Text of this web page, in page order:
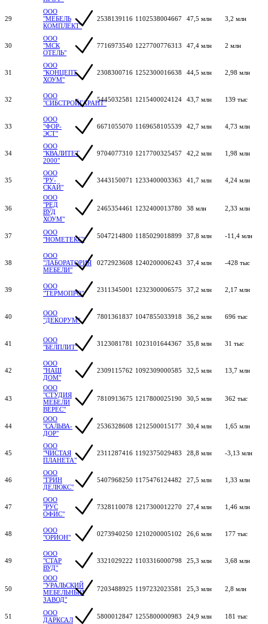
29
ООО
"МЕБЕЛЬ
КОМПЛЕКТ"
2538139116 1102538004667 47,5 млн 3,2 млн
30
ООО
"МСК
ОТЕЛЬ"
7716973540 1227700776313 47,4 млн 2 млн
31
ООО
"КОНЦЕПТ
ХОУМ"
2308300716 1252300016638 44,5 млн 2,98 млн
32
ООО
"СИБСТРОЙГАРАНТ"5445032581 1215400024124 43,7 млн 139 тыс
33
ООО
"ФОР-
ЭСТ"
6671055070 1169658105539 42,7 млн 4,73 млн
34
ООО
"КВАЛИТЕТ
2000"
9704077310 1217700325457 42,2 млн 1,98 млн
35
ООО
"РУ-
СКАЙ"
3443150071 1233400003363 41,7 млн 4,24 млн
36
ООО
"РЕД
ВУД
ХОУМ"
2465354461 1232400013780 38 млн 2,33 млн
37
ООО
"НОМЕТЕКС"
5047214800 1185029018899 37,8 млн -11,4 млн
38
ООО
"ЛАБОРАТОРИЯ
МЕБЕЛИ"
0272923608 1240200006243 37,4 млн -428 тыс
39
ООО
"ТЕРМОПРО"
2311345001 1232300006575 37,2 млн 2,17 млн
40
ООО
"ДЕКОРУМ"
7801361837 1047855033918 36,2 млн 696 тыс
41
ООО
"БЕЛПЛИТ"
3123081781 1023101644367 35,8 млн 31 тыс
42
ООО
"НАШ
ДОМ"
2309115762 1092309000585 32,5 млн 13,7 млн
43
ООО
"СТУДИЯ
МЕБЕЛИ
ВЕРЕС"
7810913675 1217800025190 30,5 млн 362 тыс
44
ООО
"САЛЬВА-
ДОР"
2536328608 1212500015177 30,4 млн 1,65 млн
45
ООО
"ЧИСТАЯ
ПЛАНЕТА"
2311287416 1192375029483 28,8 млн -3,13 млн
46
ООО
"ГРИН
ДЕЛЮКС"
5407968250 1175476124482 27,5 млн 1,33 млн
47
ООО
"РУС
ОФИС"
7328110078 1217300012270 27,4 млн 1,46 млн
48
ООО
"ОРИОН"
0273940250 1210200005102 26,6 млн 177 тыс
49
ООО
"СТАР
ВУД"
3321029222 1103316000798 25,3 млн 3,68 млн
50
ООО
"УРАЛЬСКИЙ
МЕБЕЛЬНЫЙ
ЗАВОД"
7203488925 1197232023581 25,3 млн 2,8 млн
51
ООО
ДАРКСАЛ
5800012847 1255800000983 24,9 млн 181 тыс